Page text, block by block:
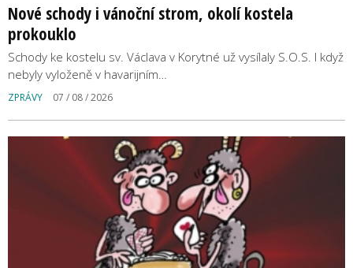
Nové schody i vánoční strom, okolí kostela
prokouklo
Schody ke kostelu sv. Václava v Korytné už vysílaly S.O.S. I když
nebyly vyloženě v havarijním…
ZPRÁVY 07 / 08 / 2026